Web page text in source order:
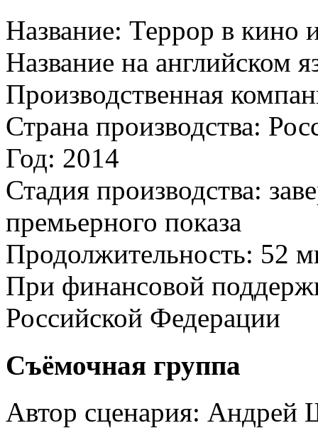
Название: Террор в кино
Название на английском
Производственная
Страна производства:
Год: 2014
Стадия производства:
премьерного показа
Продолжительность: 52
При финансовой
Российской Федерации
Съёмочная группа
Автор сценария: Андрей